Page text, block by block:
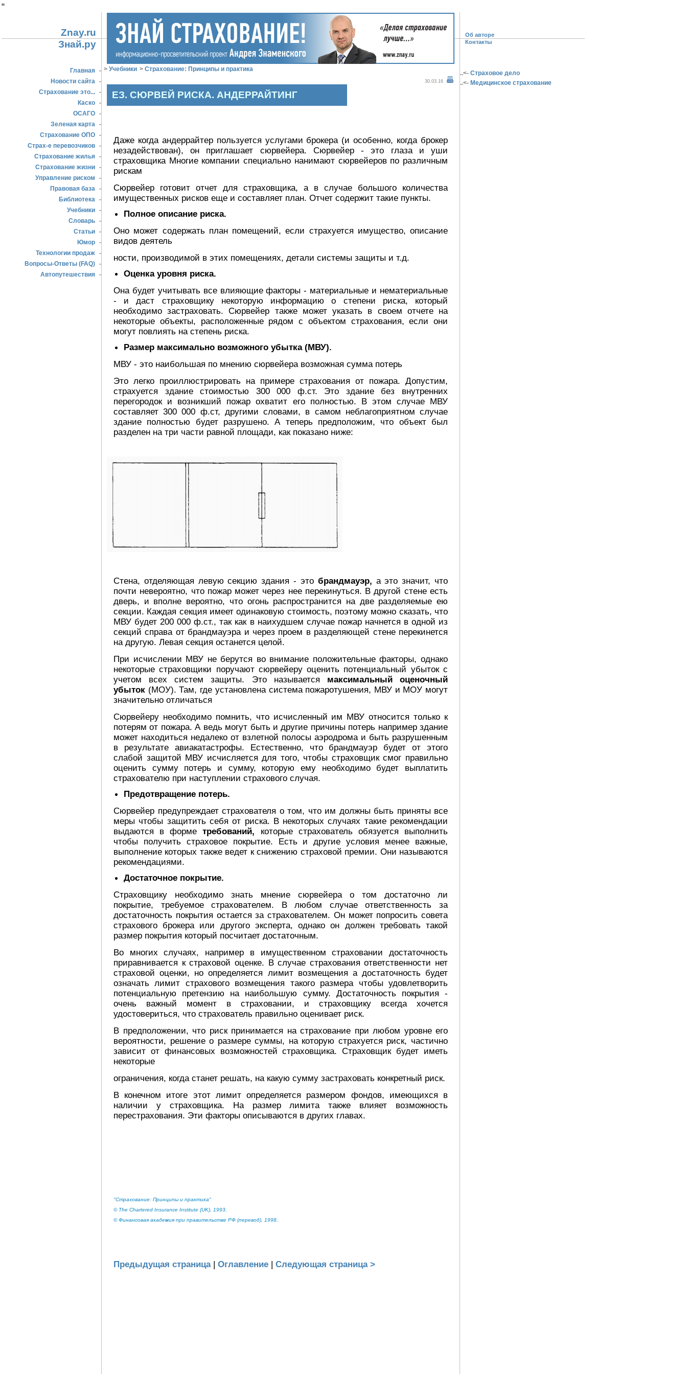
"
Znay.ru Об авторе
Знай.ру Контакты
Главная -
Новости сайта -
Страхование это... -
Каско -
ОСАГО -
Зеленая карта -
Страхование ОПО -
Страх-е перевозчиков -
Страхование жилья -
Страхование жизни -
Управление риском
-
Правовая база -
Библиотека -
Учебники -
Словарь -
Статьи -
Юмор -
Технологии продаж -
Вопросы-Ответы (FAQ) -
Автопутешествия -
> Учебники > Страхование: Принципы и практика
..<- Страховое дело
..<- Медицинское страхование
ЕЗ. СЮРВЕЙ РИСКА. АНДЕРРАЙТИНГ
30.03.16
Даже когда андеррайтер пользуется услугами брокера (и особенно, когда брокер
незадействован), он приглашает сюрвейера. Сюрвейер - это глаза и уши
страховщика Многие компании специально нанимают сюрвейеров по различным
рискам
Сюрвейер готовит отчет для страховщика, а в случае большого количества
имущественных рисков еще и составляет план. Отчет содержит такие пункты.
Полное описание риска.
Оно может содержать план помещений, если страхуется имущество, описание
видов деятель
ности, производимой в этих помещениях, детали системы защиты и т.д.
Оценка уровня риска.
Она будет учитывать все влияющие факторы - материальные и нематериальные
- и даст страховщику некоторую информацию о степени риска, который
необходимо застраховать. Сюрвейер также может указать в своем отчете на
некоторые объекты, расположенные рядом с объектом страхования, если они
могут повлиять на степень риска.
Размер максимально возможного убытка (МВУ).
МВУ - это наибольшая по мнению сюрвейера возможная сумма потерь
Это легко проиллюстрировать на примере страхования от пожара. Допустим,
страхуется здание стоимостью 300 000 ф.ст. Это здание без внутренних
перегородок и возникший пожар охватит его полностью. В этом случае МВУ
составляет 300 000 ф.ст, другими словами, в самом неблагоприятном случае
здание полностью будет разрушено. А теперь предположим, что объект был
разделен на три части равной площади, как показано ниже:
Стена, отделяющая левую секцию здания - это брандмауэр, а это значит, что
почти невероятно, что пожар может через нее перекинуться. В другой стене есть
дверь, и вполне вероятно, что огонь распространится на две разделяемые ею
секции. Каждая секция имеет одинаковую стоимость, поэтому можно сказать, что
МВУ будет 200 000 ф.ст., так как в наихудшем случае пожар начнется в одной из
секций справа от брандмауэра и через проем в разделяющей стене перекинется
на другую. Левая секция останется целой.
При исчислении МВУ не берутся во внимание положительные факторы, однако
некоторые страховщики поручают сюрвейеру оценить потенциальный убыток с
учетом всех систем защиты. Это называется максимальный оценочный
убыток (МОУ). Там, где установлена система пожаротушения, МВУ и МОУ могут
значительно отличаться
Сюрвейеру необходимо помнить, что исчисленный им МВУ относится только к
потерям от пожара. А ведь могут быть и другие причины потерь например здание
может находиться недалеко от взлетной полосы аэродрома и быть разрушенным
в результате авиакатастрофы. Естественно, что брандмауэр будет от этого
слабой защитой МВУ исчисляется для того, чтобы страховщик смог правильно
оценить сумму потерь и сумму, которую ему необходимо будет выплатить
страхователю при наступлении страхового случая.
Предотвращение потерь.
Сюрвейер предупреждает страхователя о том, что им должны быть приняты все
меры чтобы защитить себя от риска. В некоторых случаях такие рекомендации
выдаются в форме требований, которые страхователь обязуется выполнить
чтобы получить страховое покрытие. Есть и другие условия менее важные,
выполнение которых также ведет к снижению страховой премии. Они называются
рекомендациями.
Достаточное покрытие.
Страховщику необходимо знать мнение сюрвейера о том достаточно ли
покрытие, требуемое страхователем. В любом случае ответственность за
достаточность покрытия остается за страхователем. Он может попросить совета
страхового брокера или другого эксперта, однако он должен требовать такой
размер покрытия который посчитает достаточным.
Во многих случаях, например в имущественном страховании достаточность
приравнивается к страховой оценке. В случае страхования ответственности нет
страховой оценки, но определяется лимит возмещения а достаточность будет
означать лимит страхового возмещения такого размера чтобы удовлетворить
потенциальную претензию на наибольшую сумму. Достаточность покрытия -
очень важный момент в страховании, и страховщику всегда хочется
удостовериться, что страхователь правильно оценивает риск.
В предположении, что риск принимается на страхование при любом уровне его
вероятности, решение о размере суммы, на которую страхуется риск, частично
зависит от финансовых возможностей страховщика. Страховщик будет иметь
некоторые
ограничения, когда станет решать, на какую сумму застраховать конкретный риск.
В конечном итоге этот лимит определяется размером фондов, имеющихся в
наличии у страховщика. На размер лимита также влияет возможность
перестрахования. Эти факторы описываются в других главах.
"Страхование: Принципы и практика"
© The Chartered Insurance Institute (UK), 1993.
© Финансовая академия при правительстве РФ (перевод), 1998.
Предыдущая страница| Оглавление | Следующая страница >